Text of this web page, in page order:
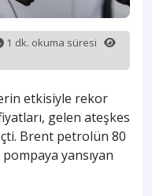
1 dk. okuma süresi
etkisiyle rekor
gelen ateşkes
Brent petrolün 80
yansıyan